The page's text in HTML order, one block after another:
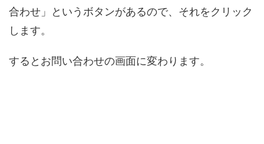
合わせ」というボタンがあるので、それをクリック
します。
するとお問い合わせの画面に変わります。